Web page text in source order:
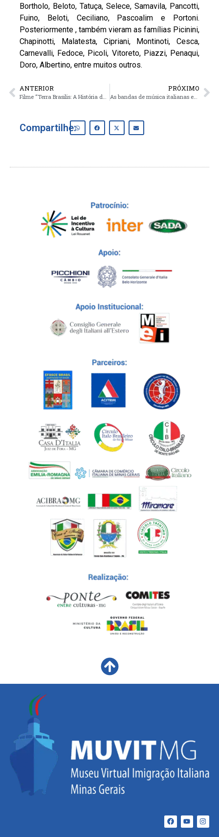
Bortholo, Beloto, Tatuça, Selece, Samavila, Pancotti,
Fuino, Beloti, Ceciliano, Pascoalim e Portoni.
Posteriormente , também vieram as famílias Picinini,
Chapinotti, Malatesta, Cipriani, Montinoti, Cesca,
Carnevalli, Fedoce, Picoli, Vitoreto, Piazzi, Penaqui,
Doro, Albertino, entre muitos outros.
ANTERIOR
Filme “Terra Brasilis: A História da Imigração Italiana em Machado – MG”
PRÓXIMO
As bandas de música italianas em Minas Gerais no final do século XIX e início do século XX
Compartilhe: